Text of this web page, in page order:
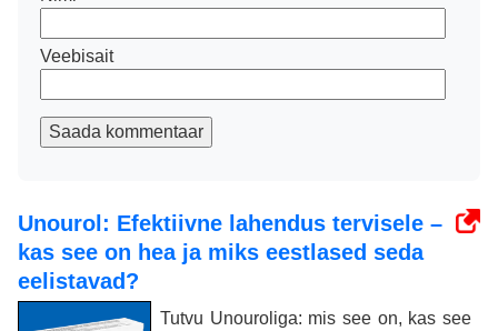
Veebisait
Saada kommentaar
Unourol: Efektiivne lahendus tervisele –
kas see on hea ja miks eestlased seda
eelistavad?
Tutvu Unouroliga: mis see on, kas see